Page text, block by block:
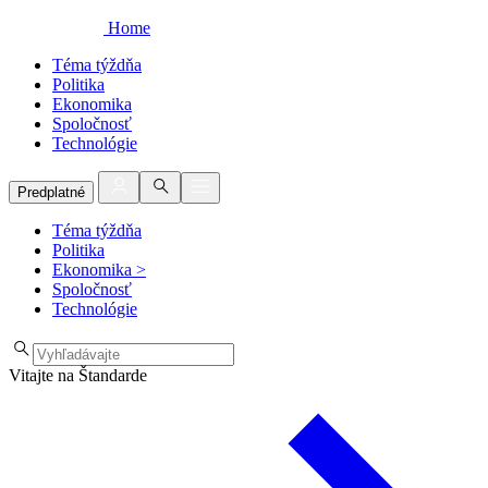
Home
Téma týždňa
Politika
Ekonomika
Spoločnosť
Technológie
Predplatné
Téma týždňa
Politika
Ekonomika >
Spoločnosť
Technológie
Vitajte na Štandarde